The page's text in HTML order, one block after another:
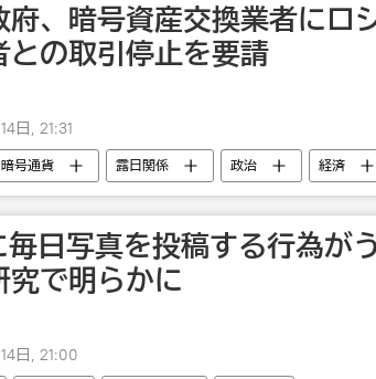
府、暗号資産交換業者にロ
との取引停止を要請
日, 21:31
号通貨 露日関係 政治 経済
の露特別軍事作戦
毎日写真を投稿する行為が
で明らかに
日, 21:00